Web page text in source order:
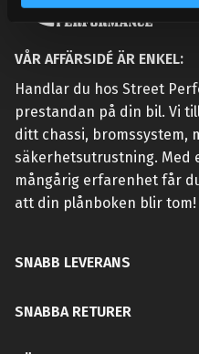
VÅR AFFÄRSIDÉ ÄR ENKEL:
Handlar du hos Street
prestandan på din bil. Vi
ditt chassi, bromssystem,
säkerhetsutrustning. Med
mångårig erfarenhet får
att din plånboken blir tom!
SNABB LEVERANS
SNABBA RETURER